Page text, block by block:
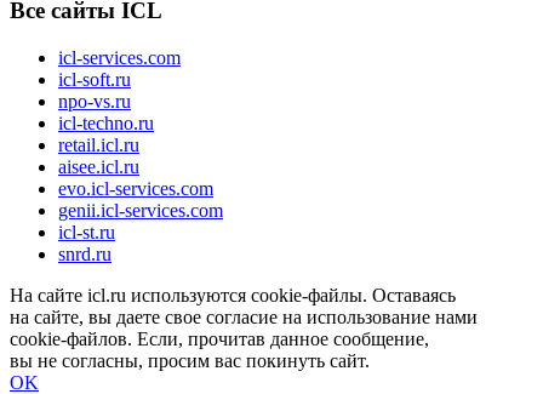
Все сайты ICL
icl-services.com
icl-soft.ru
npo-vs.ru
icl-techno.ru
retail.icl.ru
aisee.icl.ru
evo.icl-services.com
genii.icl-services.com
icl-st.ru
snrd.ru
На сайте icl.ru используются cookie-файлы. Оставаясь
на сайте, вы даете свое согласие на использование нами
cookie-файлов. Если, прочитав данное сообщение,
вы не согласны, просим вас покинуть сайт.
OK